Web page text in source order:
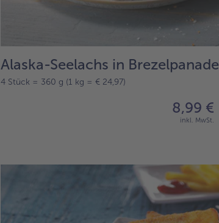
Alaska-Seelachs in Brezelpanade
4 Stück = 360 g (1 kg = € 24,97)
8,99 €
inkl. MwSt.